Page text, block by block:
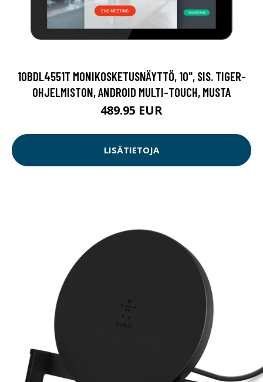
10BDL4551T MONIKOSKETUSNÄYTTÖ, 10", SIS. TIGER-
OHJELMISTON, ANDROID MULTI-TOUCH, MUSTA
489.95 EUR
LISÄTIETOJA